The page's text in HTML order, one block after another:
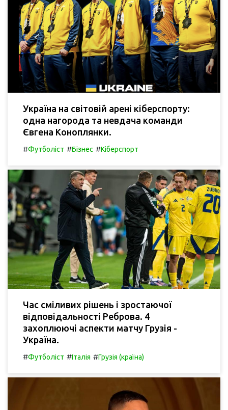
Україна на світовій арені кіберспорту:
одна нагорода та невдача команди
Євгена Коноплянки.
#Футболіст #Бізнес #Кіберспорт
Час сміливих рішень і зростаючої
відповідальності Реброва. 4
захоплюючі аспекти матчу Грузія -
Україна.
#Футболіст #Італія #Грузія (країна)